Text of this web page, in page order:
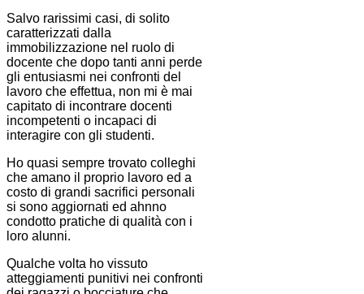
Salvo rarissimi casi, di solito
caratterizzati dalla
immobilizzazione nel ruolo di
docente che dopo tanti anni perde
gli entusiasmi nei confronti del
lavoro che effettua, non mi è mai
capitato di incontrare docenti
incompetenti o incapaci di
interagire con gli studenti.
Ho quasi sempre trovato colleghi
che amano il proprio lavoro ed a
costo di grandi sacrifici personali
si sono aggiornati ed ahnno
condotto pratiche di qualità con i
loro alunni.
Qualche volta ho vissuto
atteggiamenti punitivi nei confronti